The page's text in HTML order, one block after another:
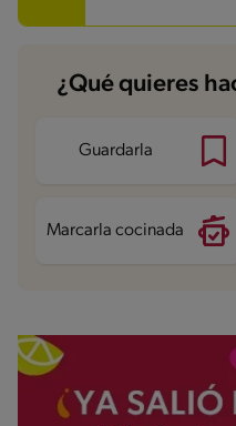
Azúcares
15.8 g
¿Qué quieres
Guardarla
Marcarla cocinada